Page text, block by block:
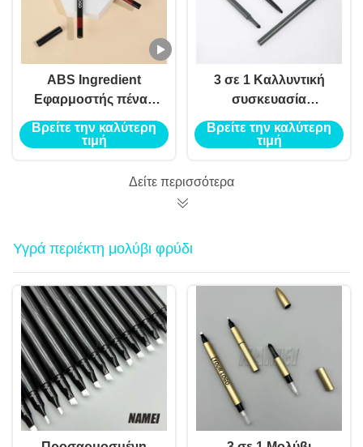
ABS Ingredient
Εφαρμοστής πένας
πινέλας φρυδιών για
επαγγελματικά
Βρείτε την καλύτερη
τιμή
3 σε 1 Καλλυντική
συσκευασία
στρογγυλό μολύβι
φρύδι κενό σωλήνα
πλαστικό δοχείο
Βρείτε την καλύτερη
τιμή
Δείτε περισσότερα
Υγρά περιέκτη μολύβι φρύδι